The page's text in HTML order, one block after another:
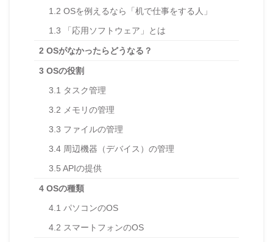
1.2 OSを例えるなら「机で仕事をする人」
1.3 「応用ソフトウェア」とは
2 OSがなかったらどうなる？
3 OSの役割
3.1 タスク管理
3.2 メモリの管理
3.3 ファイルの管理
3.4 周辺機器（デバイス）の管理
3.5 APIの提供
4 OSの種類
4.1 パソコンのOS
4.2 スマートフォンのOS